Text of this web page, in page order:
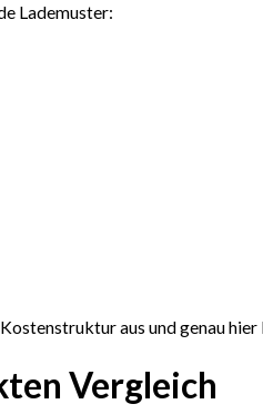
Lademuster:
aus und genau
Vergleich